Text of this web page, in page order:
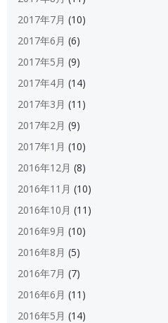
2017年7月 (10)
2017年6月 (6)
2017年5月 (9)
2017年4月 (14)
2017年3月 (11)
2017年2月 (9)
2017年1月 (10)
2016年12月 (8)
2016年11月 (10)
2016年10月 (11)
2016年9月 (10)
2016年8月 (5)
2016年7月 (7)
2016年6月 (11)
2016年5月 (14)